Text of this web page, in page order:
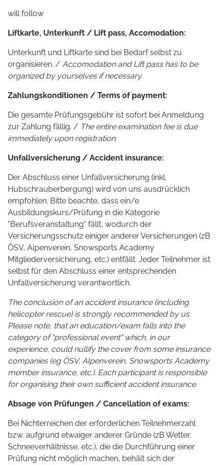
will follow
Liftkarte, Unterkunft / Lift pass, Accomodation:
Unterkunft und Liftkarte sind bei Bedarf selbst zu
organisieren. / Accomodation and Lift pass has to be
organized by yourselves if necessary.
Zahlungskonditionen / Terms of payment:
Die gesamte Prüfungsgebühr ist sofort bei Anmeldung
zur Zahlung fällig. / The entire examination fee is due
immediately upon registration.
Unfallversicherung / Accident insurance:
Der Abschluss einer Unfallversicherung (inkl.
Hubschrauberbergung) wird von uns ausdrücklich
empfohlen. Bitte beachte, dass ein/e
Ausbildungskurs/Prüfung in die Kategorie
"Berufsveranstaltung" fällt, wodurch der
Versicherungsschutz einiger anderer Versicherungen (zB
ÖSV, Alpenverein, Snowsports Academy
Mitgliederversicherung, etc.) entfällt. Jeder Teilnehmer ist
selbst für den Abschluss einer entsprechenden
Unfallversicherung verantwortlich.
The conclusion of an accident insurance (including
helicopter rescue) is strongly recommended by us.
Please note, that an education/exam falls into the
category of "professional event" which, in our
experience, could nullify the cover from some insurance
companies (eg ÖSV, Alpenverein, Snowsports Academy
member insurance, etc.). Each participant is responsible
for organising their own sufficient accident insurance.
Absage von Prüfungen / Cancellation of exams:
Bei Nichterreichen der erforderlichen Teilnehmerzahl
bzw. aufgrund etwaiger anderer Gründe (zB Wetter,
Schneeverhältnisse, etc.), die die Durchführung einer
Prüfung nicht möglich machen, behält sich der